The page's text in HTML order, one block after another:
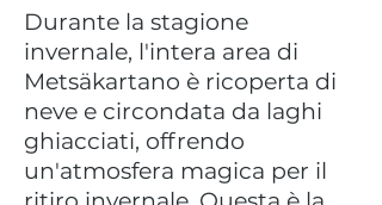
Durante la stagione
invernale, l'intera area di
Metsäkartano è ricoperta di
neve e circondata da laghi
ghiacciati, offrendo
un'atmosfera magica per il